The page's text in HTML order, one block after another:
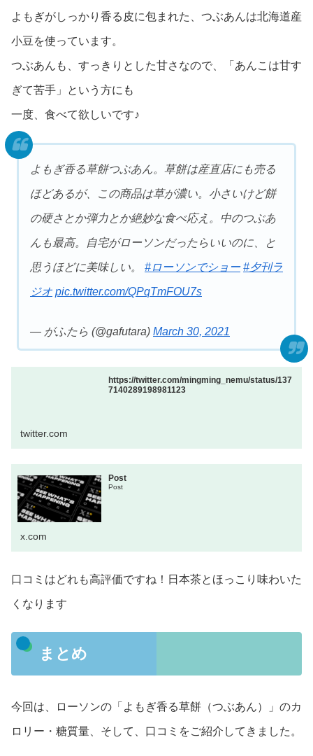
よもぎがしっかり香る皮に包まれた、つぶあんは北海道産
小豆を使っています。
つぶあんも、すっきりとした甘さなので、「あんこは甘す
ぎて苦手」という方にも
一度、食べて欲しいです♪
よもぎ香る草餅つぶあん。草餅は産直店にも売る
ほどあるが、この商品は草が濃い。小さいけど餅
の硬さとか弾力とか絶妙な食べ応え。中のつぶあ
んも最高。自宅がローソンだったらいいのに、と
思うほどに美味しい。 #ローソンでショー #夕刊ラ
ジオ pic.twitter.com/QPqTmFOU7s
— がふたら (@gafutara) March 30, 2021
https://twitter.com/mingming_nemu/status/137
7140289198981123
twitter.com
Post
Post
x.com
口コミはどれも高評価ですね！日本茶とほっこり味わいた
くなります
まとめ
今回は、ローソンの「よもぎ香る草餅（つぶあん）」のカ
ロリー・糖質量、そして、口コミをご紹介してきました。